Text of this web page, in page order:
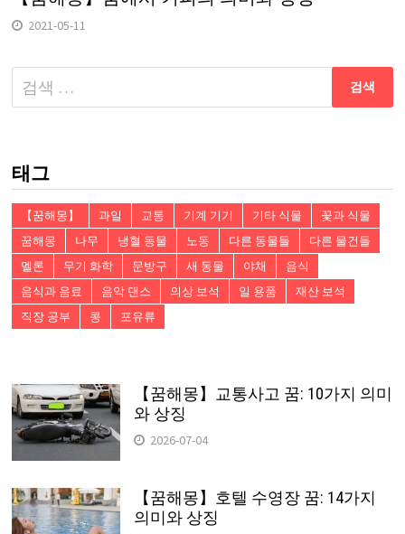
2021-05-11
다
음
태그
【꿈해몽】 과일 교통 기계 기기 기타 식물
꽃과 식물
꿈해몽
나무 냉혈 동물 노동 다른 동물들
다른 물건들
멜론
무기 화학 문방구 새 동물 야채
음식
음식과 음료
음악 댄스 의상 보석 일 용품
재산 보석
직장 공부
콩 포유류
【꿈해몽】교통사고 꿈: 10가지 의미
와 상징
2026-07-04
【꿈해몽】호텔 수영장 꿈: 14가지
의미와 상징